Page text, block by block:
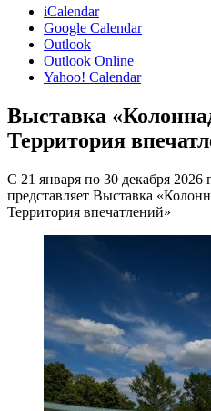
iCalendar
Google Calendar
Outlook
Outlook Online
Yahoo! Calendar
Выставка
Территория
С 21 января по 30 декабря
представляет Выставка
Территория впечатлений»